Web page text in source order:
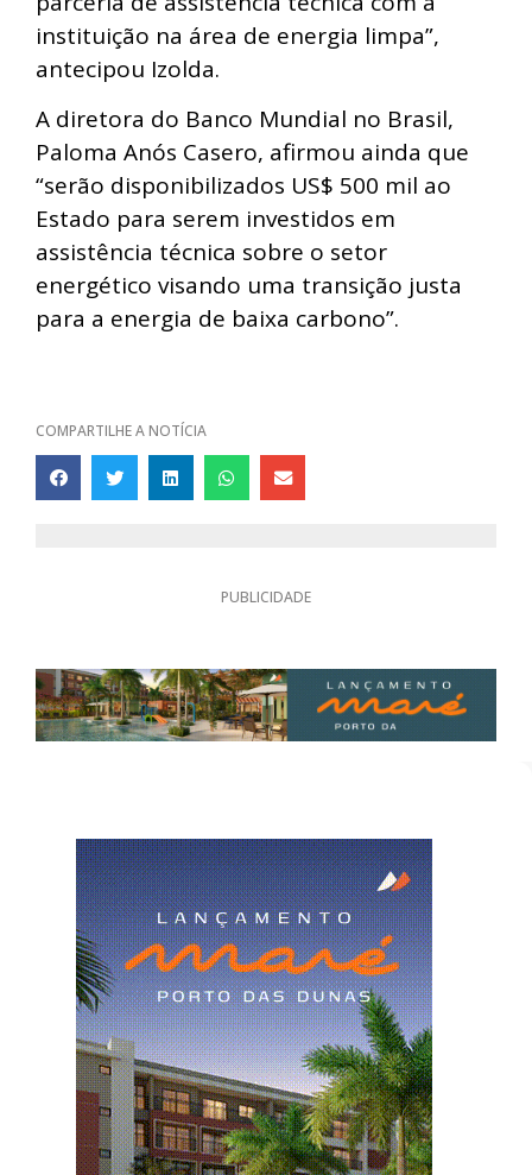
instituição na área de energia limpa”,
antecipou Izolda.
A diretora do Banco Mundial no Brasil,
Paloma Anós Casero, afirmou ainda que
“serão disponibilizados US$ 500 mil ao
Estado para serem investidos em
assistência técnica sobre o setor
energético visando uma transição justa
para a energia de baixa carbono”.
COMPARTILHE A NOTÍCIA
PUBLICIDADE